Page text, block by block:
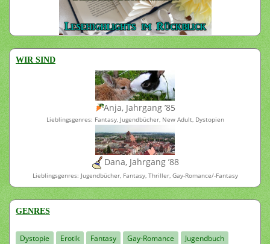
WIR SIND
Anja, Jahrgang ’85
Lieblingsgenres: Fantasy, Jugendbücher, New Adult, Dystopien
Dana, Jahrgang ’88
Lieblingsgenres: Jugendbücher, Fantasy, Thriller, Gay-Romance/-Fantasy
GENRES
Dystopie Erotik Fantasy Gay-Romance
Jugendbuch